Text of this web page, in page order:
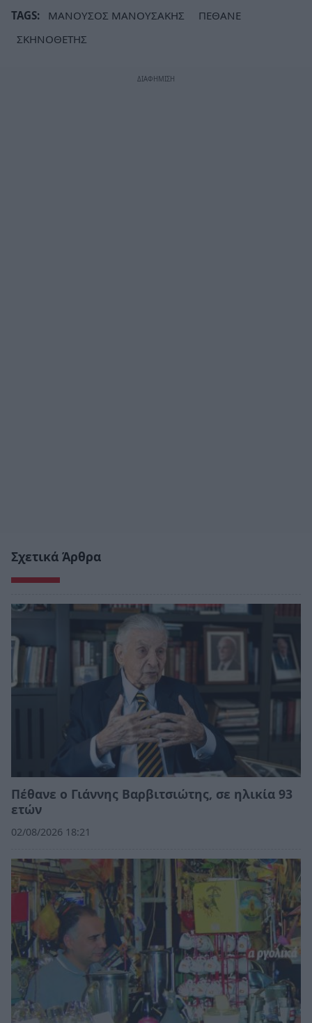
TAGS: ΜΑΝΟΥΣΟΣ ΜΑΝΟΥΣΑΚΗΣ
ΠΕΘΑΝΕ
ΣΚΗΝΟΘΕΤΗΣ
Σχετικά Άρθρα
Πέθανε ο Γιάννης Βαρβιτσιώτης, σε ηλικία 93
ετών
02/08/2026 18:21